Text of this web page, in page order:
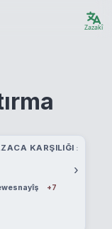
Zazakî
KARŞILIĞI
›
+7